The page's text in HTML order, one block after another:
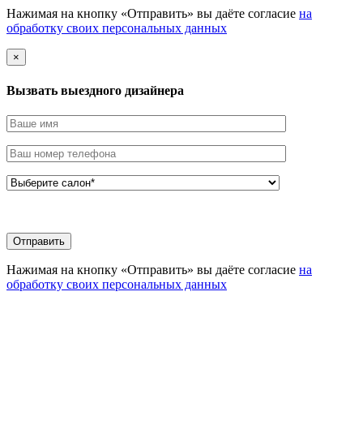
Нажимая на кнопку «Отправить» вы даёте согласие на
обработку своих персональных данных
×
Вызвать выездного дизайнера
Нажимая на кнопку «Отправить» вы даёте согласие на
обработку своих персональных данных